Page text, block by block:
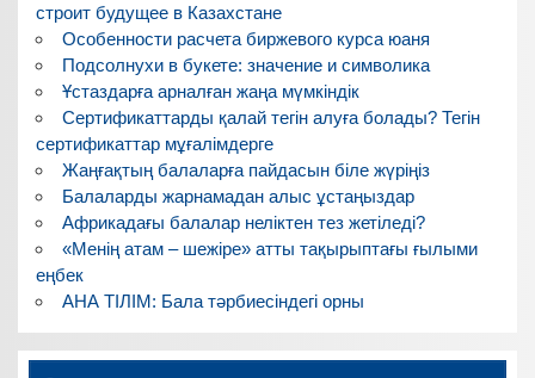
строит будущее в Казахстане
Особенности расчета биржевого курса юаня
Подсолнухи в букете: значение и символика
Ұстаздарға арналған жаңа мүмкіндік
Сертификаттарды қалай тегін алуға болады? Тегін
сертификаттар мұғалімдерге
Жаңғақтың балаларға пайдасын біле жүріңіз
Балаларды жарнамадан алыс ұстаңыздар
Африкадағы балалар неліктен тез жетіледі?
«Менің атам – шежіре» атты тақырыптағы ғылыми
еңбек
АНА ТІЛІМ: Бала тәрбиесіндегі орны